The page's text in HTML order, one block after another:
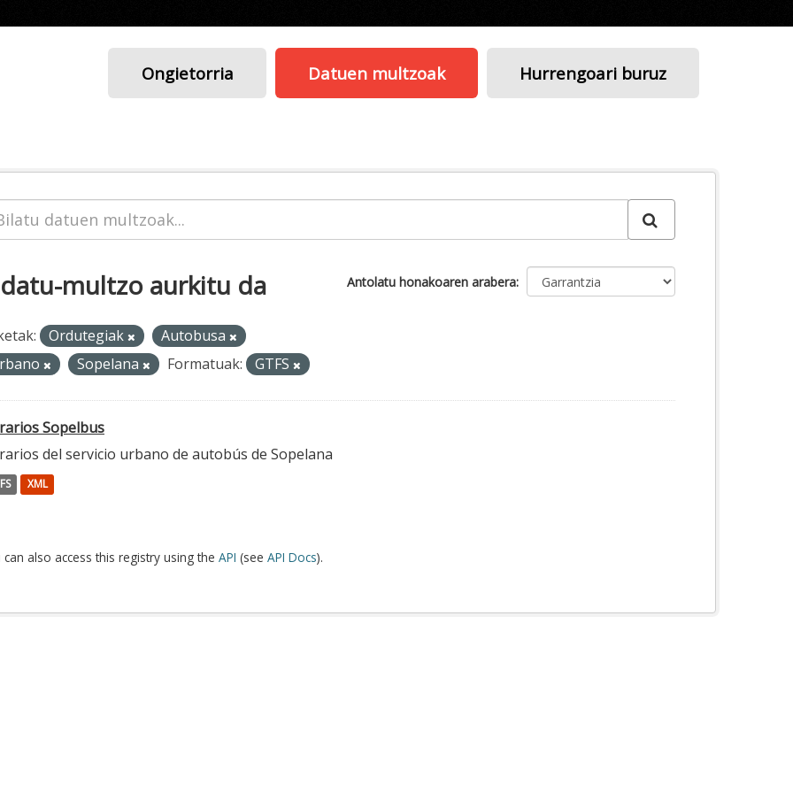
Ongietorria Datuen multzoak Hurrengoari buruz
Antolatu honakoaren arabera
multzo aurkitu da
Ordutegiak
Autobusa
Sopelana Formatuak: GTFS
Sopelbus
del servicio urbano de autobús de Sopelana
XML
can also access this registry using the API (see API Docs).